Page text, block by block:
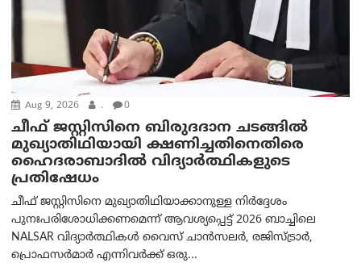
Aug 9, 2026 . 0
ചീഫ് ജസ്റ്റിസിനെ ബിരുദദാന ചടങ്ങില്‍
മുഖ്യാതിഥിയായി ക്ഷണിച്ചതിനെതിരെ
ഹൈദരാബാദില്‍ വിദ്യാർത്ഥികളുടെ
പ്രതിഷേധം
ചീഫ് ജസ്റ്റിസിനെ മുഖ്യാതിഥിയാക്കാനുള്ള നിർദ്ദേശം
പുനഃപരിശോധിക്കണമെന്ന് ആവശ്യപ്പെട്ട് 2026 ബാച്ചിലെ
NALSAR വിദ്യാർത്ഥികൾ വൈസ് ചാൻസലർ, രജിസ്ട്രാർ,
പ്രൊഫസർമാർ എന്നിവർക്ക് ഒരു...